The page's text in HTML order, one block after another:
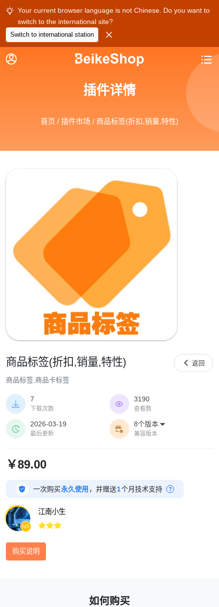
 Your current browser language is not Chinese. Do you want to
switch to the international site?
Switch to international station 
 
插件详情
首页 / 插件市场 / 商品标签(折扣,销量,特性)
商品标签(折扣,销量,特性)
商品标签,商品卡标签
 返回

7
下载次数

3190
查看数

2026-03-19
最后更新

8个版本 
兼容版本
￥89.00
 一次购买永久使用 ，并赠送1个月技术支持 ?
lv3
江南小生

购买说明
如何购买